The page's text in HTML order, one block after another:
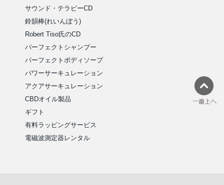
サウンド・テラピーCD
鈴韻棒(れいんぼう)
Robert Tiso氏のCD
パーフェクトシャンプー
パーフェクトボディソープ
パワーサーキュレーション
アクアサーキュレーション
CBDオイル製品
ギフト
有料ラッピングサービス
電磁波測定器レンタル